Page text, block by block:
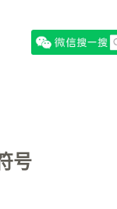
号